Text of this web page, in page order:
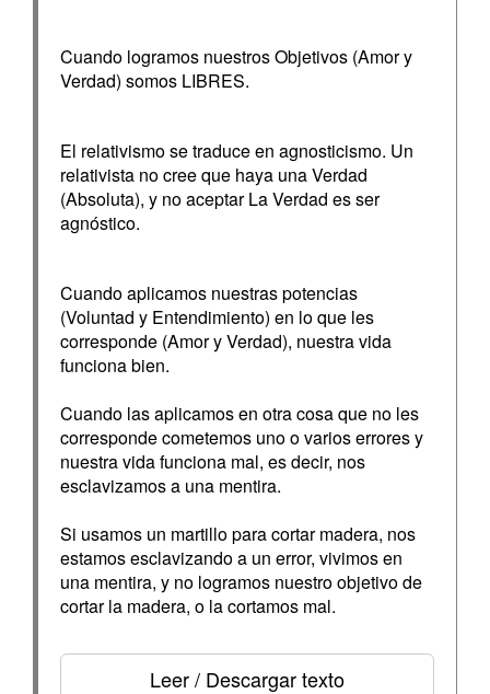
Cuando logramos nuestros Objetivos (Amor y
Verdad) somos LIBRES.
El relativismo se traduce en agnosticismo. Un
relativista no cree que haya una Verdad
(Absoluta), y no aceptar La Verdad es ser
agnóstico.
Cuando aplicamos nuestras potencias
(Voluntad y Entendimiento) en lo que les
corresponde (Amor y Verdad), nuestra vida
funciona bien.
Cuando las aplicamos en otra cosa que no les
corresponde cometemos uno o varios errores y
nuestra vida funciona mal, es decir, nos
esclavizamos a una mentira.
Si usamos un martillo para cortar madera, nos
estamos esclavizando a un error, vivimos en
una mentira, y no logramos nuestro objetivo de
cortar la madera, o la cortamos mal.
Leer / Descargar texto